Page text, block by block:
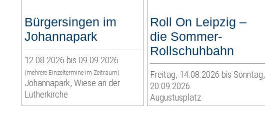
Bürgersingen im
Johannapark
12.08.2026 bis 09.09.2026
(mehrere Einzeltermine im Zeitraum)
Johannapark, Wiese an der
Lutherkirche
Roll On Leipzig –
die Sommer-
Rollschuhbahn
Freitag, 14.08.2026 bis Sonntag,
20.09.2026
Augustusplatz